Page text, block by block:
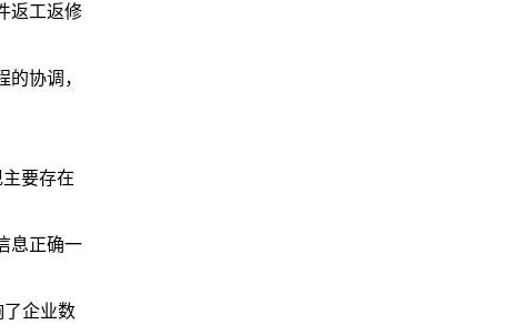
返工返修
协调，
要存在
息正确一
了企业数